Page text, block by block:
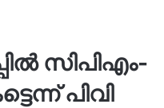
സിപിഎം-
പിവി